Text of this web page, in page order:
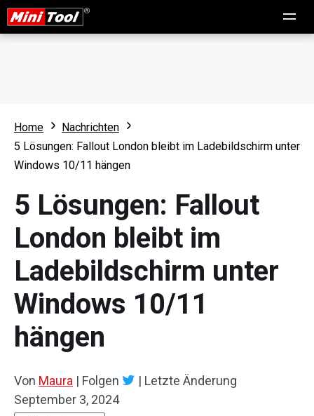
Home
Nachrichten
5 Lösungen: Fallout London bleibt im Ladebildschirm unter
Windows 10/11 hängen
5 Lösungen: Fallout
London bleibt im
Ladebildschirm unter
Windows 10/11
hängen
Von Maura | Folgen | Letzte Änderung
September 3, 2024